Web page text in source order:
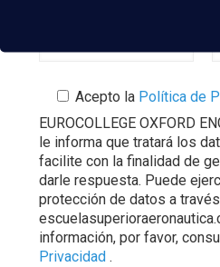
Acepto la Política de
EUROCOLLEGE OXFORD
le informa que tratará los
facilite con la finalidad de
darle respuesta. Puede
protección de datos a
información, por favor,
Privacidad .